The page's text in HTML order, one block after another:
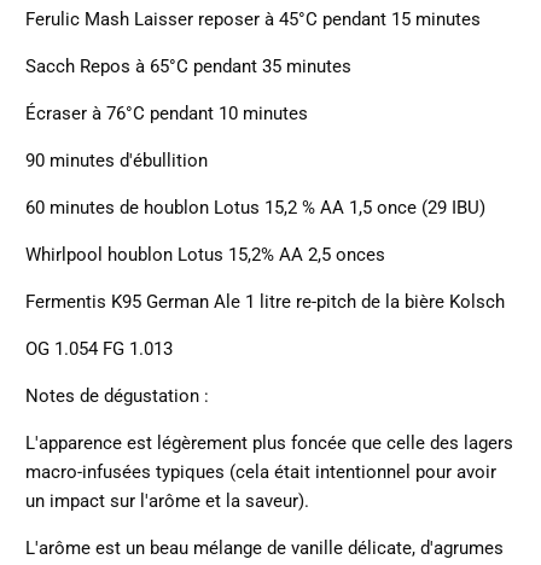
Ferulic Mash Laisser reposer à 45°C pendant 15 minutes
Sacch Repos à 65°C pendant 35 minutes
Écraser à 76°C pendant 10 minutes
90 minutes d'ébullition
60 minutes de houblon Lotus 15,2 % AA 1,5 once (29 IBU)
Whirlpool houblon Lotus 15,2% AA 2,5 onces
Fermentis K95 German Ale 1 litre re-pitch de la bière Kolsch
OG 1.054 FG 1.013
Notes de dégustation :
L'apparence est légèrement plus foncée que celle des lagers
macro-infusées typiques (cela était intentionnel pour avoir
un impact sur l'arôme et la saveur).
L'arôme est un beau mélange de vanille délicate, d'agrumes